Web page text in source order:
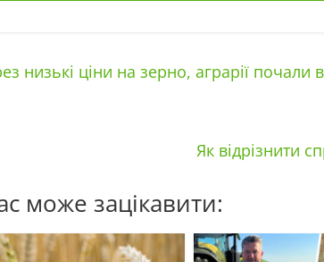
низькі ціни на зерно, аграрії почали
Як відрізнити
може зацікавити: